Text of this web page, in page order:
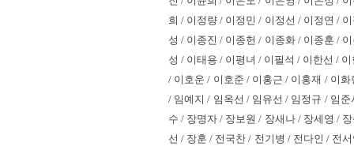
희 / 이정량 / 이정민 / 이정선 / 이정연 /
성 / 이종진 / 이종헌 / 이종화 / 이종훈 /
성 / 이태용 / 이평녀 / 이필석 / 이한선 /
/ 이호운 / 이호준 / 이홍근 / 이홍재 / 이
/ 임예지 / 임옥선 / 임유선 / 임정규 / 임
수 / 장명자 / 장보원 / 장새나 / 장세영 /
선 / 장훈 / 전국찬 / 전기병 / 전다인 / 전